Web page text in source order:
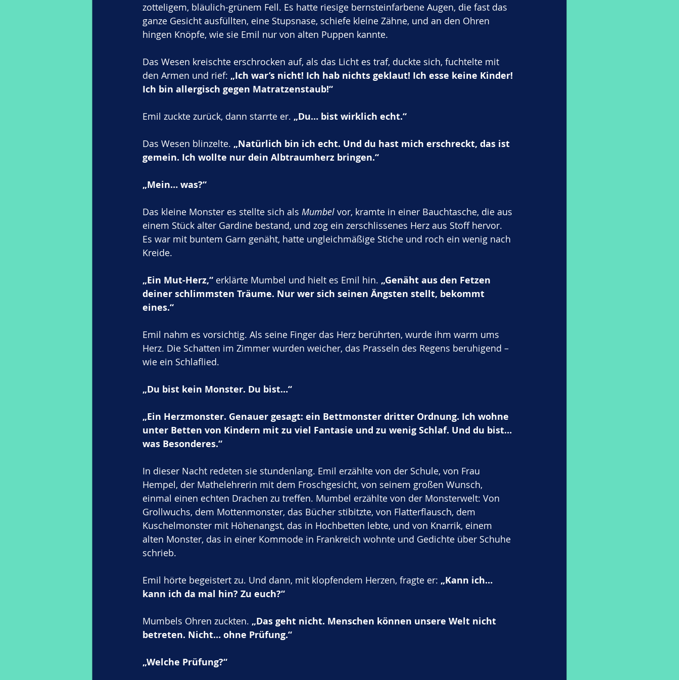
zotteligem, bläulich-grünem Fell. Es hatte riesige bernsteinfarbene Augen, die fast das
ganze Gesicht ausfüllten, eine Stupsnase, schiefe kleine Zähne, und an den Ohren
hingen Knöpfe, wie sie Emil nur von alten Puppen kannte.
Das Wesen kreischte erschrocken auf, als das Licht es traf, duckte sich, fuchtelte mit
den Armen und rief: „Ich war’s nicht! Ich hab nichts geklaut! Ich esse keine Kinder!
Ich bin allergisch gegen Matratzenstaub!“
Emil zuckte zurück, dann starrte er. „Du… bist wirklich echt.“
Das Wesen blinzelte. „Natürlich bin ich echt. Und du hast mich erschreckt, das ist
gemein. Ich wollte nur dein Albtraumherz bringen.“
„Mein… was?“
Das kleine Monster es stellte sich als Mumbel vor, kramte in einer Bauchtasche, die aus
einem Stück alter Gardine bestand, und zog ein zerschlissenes Herz aus Stoff hervor.
Es war mit buntem Garn genäht, hatte ungleichmäßige Stiche und roch ein wenig nach
Kreide.
„Ein Mut-Herz,“ erklärte Mumbel und hielt es Emil hin. „Genäht aus den Fetzen
deiner schlimmsten Träume. Nur wer sich seinen Ängsten stellt, bekommt
eines.“
Emil nahm es vorsichtig. Als seine Finger das Herz berührten, wurde ihm warm ums
Herz. Die Schatten im Zimmer wurden weicher, das Prasseln des Regens beruhigend –
wie ein Schlaflied.
„Du bist kein Monster. Du bist…“
„Ein Herzmonster. Genauer gesagt: ein Bettmonster dritter Ordnung. Ich wohne
unter Betten von Kindern mit zu viel Fantasie und zu wenig Schlaf. Und du bist…
was Besonderes.“
In dieser Nacht redeten sie stundenlang. Emil erzählte von der Schule, von Frau
Hempel, der Mathelehrerin mit dem Froschgesicht, von seinem großen Wunsch,
einmal einen echten Drachen zu treffen. Mumbel erzählte von der Monsterwelt: Von
Grollwuchs, dem Mottenmonster, das Bücher stibitzte, von Flatterflausch, dem
Kuschelmonster mit Höhenangst, das in Hochbetten lebte, und von Knarrik, einem
alten Monster, das in einer Kommode in Frankreich wohnte und Gedichte über Schuhe
schrieb.
Emil hörte begeistert zu. Und dann, mit klopfendem Herzen, fragte er: „Kann ich…
kann ich da mal hin? Zu euch?“
Mumbels Ohren zuckten. „Das geht nicht. Menschen können unsere Welt nicht
betreten. Nicht… ohne Prüfung.“
„Welche Prüfung?“